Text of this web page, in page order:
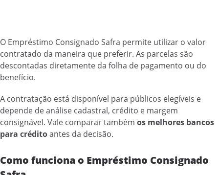
O Empréstimo Consignado Safra permite utilizar o valor
contratado da maneira que preferir. As parcelas são
descontadas diretamente da folha de pagamento ou do
benefício.
A contratação está disponível para públicos elegíveis e
depende de análise cadastral, crédito e margem
consignável. Vale comparar também os melhores bancos
para créditoantes da decisão.
Como funciona o Empréstimo Consignado